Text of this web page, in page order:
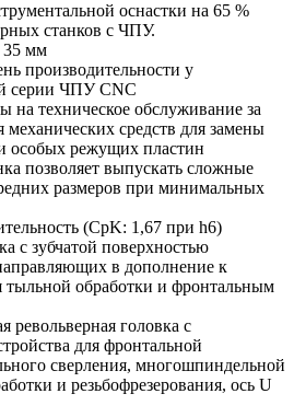
оснастки на 65 %
станков с ЧПУ.
35 мм
производительности у
серии ЧПУ CNC
на техническое обслуживание за
механических средств для замены
особых режущих пластин
позволяет выпускать сложные
размеров при минимальных
(CpK: 1,67 при h6)
с зубчатой поверхностью
в дополнение к
обработки и фронтальным
револьверная головка с
для фронтальной
сверления, многошпиндельной
и резьбофрезерования, ось U